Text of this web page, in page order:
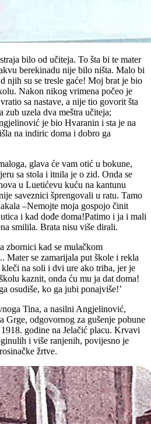
bilo od učiteja. To šta bi te mater
berekinadu nije bilo ništa. Malo bi
njih su se tresle gaće! Moj brat je bio
Nakon nikog vrimena počeo je
sa nastave, a nije tio govorit šta
zub uzela dva meštra učiteja;
je bio Hvaranin i sta je na
na indiric doma i dobro ga
glava će vam otić u bokune,
sa stola i itnila je o zid. Onda se
u Luetićevu kuću na kantunu
saveznici šprengovali u ratu. Tamo
–Nemojte moja gospojo činit
i kad dođe doma!Patimo i ja i mali
smilila. Brata nisu više dirali.
zbornici kad se mulačkom
Mater se zamarijala put škole i rekla
na soli i dvi ure ako triba, jer je
kaznit, onda ću mu ja dat doma!
osudiše, ko ga jubi ponajviše!’
Tina, a nasilni Angjelinović,
Grge, odgovornog za gušenje pobune
godine na Jelačić placu. Krvavi
i više ranjenih, povijesno je
žrtve.